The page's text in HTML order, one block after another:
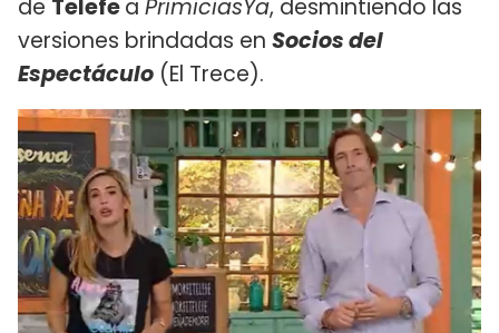
de Telefea PrimiciasYa, desmintiendo las
versiones brindadas en Socios del
Espectáculo (El Trece).